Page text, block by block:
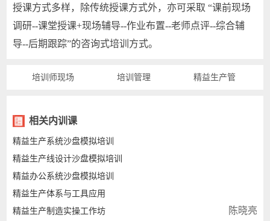
授课方式多样，除传统授课方式外，亦可采取 “课前现场
调研--课堂授课+现场辅导--作业布置--老师点评--综合辅
导--后期跟踪”的咨询式培训方式。
培训师现场 培训管理 精益生产管
相关内训课
精益生产系统沙盘模拟培训
精益生产线设计沙盘模拟培训
精益办公系统沙盘模拟培训
精益生产体系与工具应用
精益生产制造实操工作坊
陈晓亮